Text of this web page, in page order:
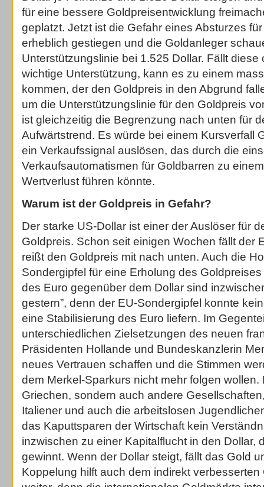
für eine bessere Goldpreisentwicklung
geplatzt. Jetzt ist die Gefahr eines Absturzes
erheblich gestiegen und die Goldanleger
Unterstützungslinie bei 1.525 Dollar. Fällt diese
wichtige Unterstützung, kann es zu einem
kommen, der den Goldpreis in den Abgrund
um die Unterstützungslinie für den Goldpreis
ist gleichzeitig die Begrenzung nach unten für
Aufwärtstrend. Es würde bei einem Kursverfall
ein Verkaufssignal auslösen, das durch die
Verkaufsautomatismen für Goldbarren zu
Wertverlust führen könnte.
Warum ist der Goldpreis in Gefahr?
Der starke US-Dollar ist einer der Auslöser für
Goldpreis. Schon seit einigen Wochen fällt der
reißt den Goldpreis mit nach unten. Auch die
Sondergipfel für eine Erholung des
des Euro gegenüber dem Dollar sind
gestern”, denn der EU-Sondergipfel konnte
eine Stabilisierung des Euro liefern. Im
unterschiedlichen Zielsetzungen des neuen
Präsidenten Hollande und Bundeskanzlerin
neues Vertrauen schaffen und die Stimmen
dem Merkel-Sparkurs nicht mehr folgen
Griechen, sondern auch andere
Italiener und auch die arbeitslosen
das Kaputtsparen der Wirtschaft kein
inzwischen zu einer Kapitalflucht in den Dollar,
gewinnt. Wenn der Dollar steigt, fällt das Gold
Koppelung hilft auch dem indirekt